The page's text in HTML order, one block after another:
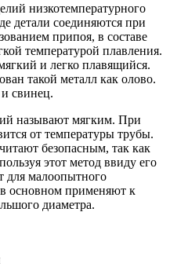
низкотемпературного
детали соединяются при
припоя, в составе
температурой плавления.
и легко плавящийся.
такой металл как олово.
свинец.
называют мягким. При
от температуры трубы.
безопасным, так как
этот метод ввиду его
для малоопытного
основном применяют к
диаметра.